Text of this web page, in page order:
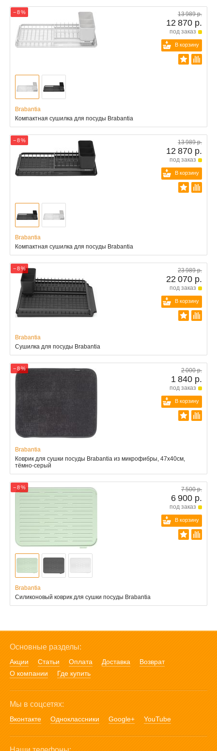
− 8 % 13 989 р.
12 870 р.
под заказ
В корзину
Brabantia
Компактная сушилка для посуды Brabantia
− 8 % 13 989 р.
12 870 р.
под заказ
В корзину
Brabantia
Компактная сушилка для посуды Brabantia
− 8 % 23 989 р.
22 070 р.
под заказ
В корзину
Brabantia
Сушилка для посуды Brabantia
− 8 % 2 000 р.
1 840 р.
под заказ
В корзину
Brabantia
Коврик для сушки посуды Brabantia из микрофибры, 47x40см,
тёмно-серый
− 8 % 7 500 р.
6 900 р.
под заказ
В корзину
Brabantia
Силиконовый коврик для сушки посуды Brabantia
Основные разделы:
Акции Статьи Оплата Доставка
Возврат
О компании
Где купить
Мы в соцсетях:
Вконтакте Одноклассники Google+ YouTube